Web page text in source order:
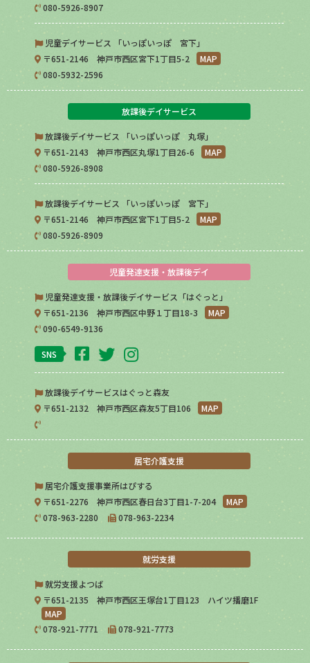
080-5926-8907
児童デイサービス 「いっぽいっぽ 宮下」
〒651-2146 神戸市西区宮下1丁目5-2
MAP
080-5932-2596
放課後デイサービス
放課後デイサービス 「いっぽいっぽ 丸塚」
〒651-2143 神戸市西区丸塚1丁目26-6
MAP
080-5926-8908
放課後デイサービス 「いっぽいっぽ 宮下」
〒651-2146 神戸市西区宮下1丁目5-2
MAP
080-5926-8909
児童発達支援・放課後デイ
児童発達支援・放課後デイサービス「はぐっと」
〒651-2136 神戸市西区中野１丁目18-3
MAP
090-6549-9136
SNS
放課後デイサービスはぐっと森友
〒651-2132 神戸市西区森友5丁目106
MAP
居宅介護支援
居宅介護支援事業所はぴする
〒651-2276 神戸市西区春日台3丁目1-7-204
MAP
078-963-2280
078-963-2234
就労支援
就労支援よつば
〒651-2135 神戸市西区王塚台1丁目123 ハイツ播磨1F
MAP
078-921-7771
078-921-7773